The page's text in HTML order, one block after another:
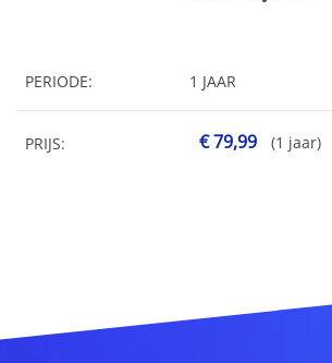
PERIODE: 1 JAAR
PRIJS: € 79,99 (1 jaar)